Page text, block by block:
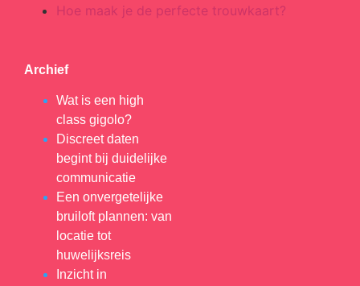
Hoe maak je de perfecte trouwkaart?
Archief
Wat is een high
class gigolo?
Discreet daten
begint bij duidelijke
communicatie
Een onvergetelijke
bruiloft plannen: van
locatie tot
huwelijksreis
Inzicht in